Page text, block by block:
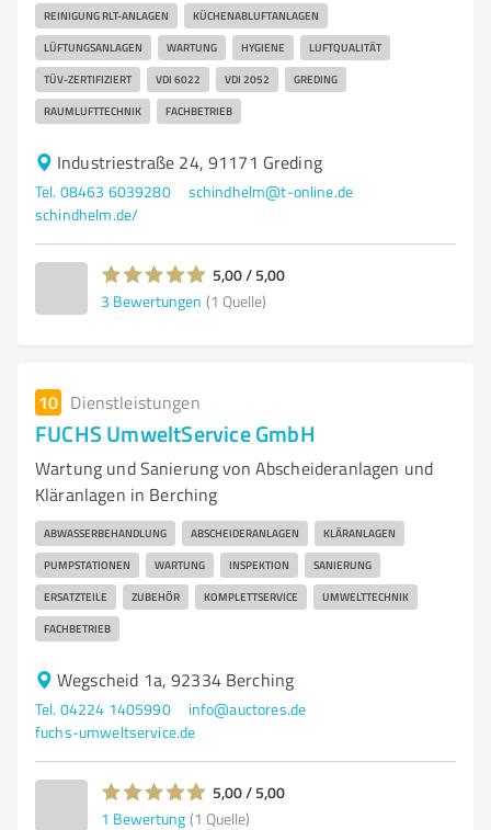
REINIGUNG RLT-ANLAGEN KÜCHENABLUFTANLAGEN
LÜFTUNGSANLAGEN WARTUNG HYGIENE LUFTQUALITÄT
TÜV-ZERTIFIZIERT VDI 6022 VDI 2052 GREDING
RAUMLUFTTECHNIK FACHBETRIEB
Industriestraße 24, 91171 Greding
Tel. 08463 6039280
schindhelm@t-online.de
schindhelm.de/
5,00 / 5,00
3 Bewertungen (1 Quelle)
10 Dienstleistungen
FUCHS UmweltService GmbH
Wartung und Sanierung von Abscheideranlagen und
Kläranlagen in Berching
ABWASSERBEHANDLUNG ABSCHEIDERANLAGEN KLÄRANLAGEN
PUMPSTATIONEN WARTUNG INSPEKTION SANIERUNG
ERSATZTEILE ZUBEHÖR KOMPLETTSERVICE UMWELTTECHNIK
FACHBETRIEB
Wegscheid 1a, 92334 Berching
Tel. 04224 1405990
info@auctores.de
fuchs-umweltservice.de
5,00 / 5,00
1 Bewertung (1 Quelle)